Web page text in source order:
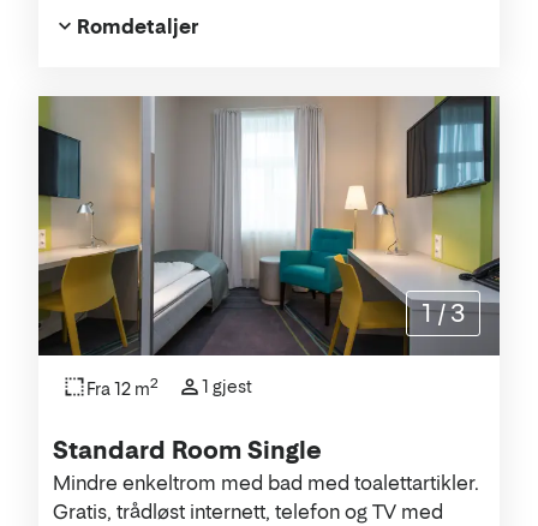
Romdetaljer
Standard Room Single
Mindre enkeltrom med bad med toalettartikler.
Gratis, trådløst internett, telefon og TV med
Fra 12 m2 1 gjest
1 /3